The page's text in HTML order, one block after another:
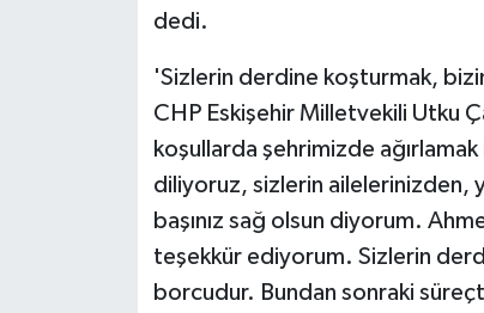
dedi.
'Sizlerin derdine koşturmak,
CHP Eskişehir Milletvekili Utku
koşullarda şehrimizde
diliyoruz, sizlerin ailelerinizden,
başınız sağ olsun diyorum.
teşekkür ediyorum. Sizlerin
borcudur. Bundan sonraki